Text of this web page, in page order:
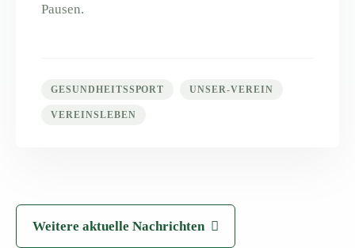
Pausen.
GESUNDHEITSSPORT UNSER-VEREIN
VEREINSLEBEN
Weitere aktuelle Nachrichten